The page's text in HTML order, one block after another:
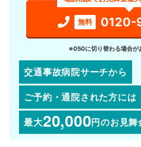
無料 0120-
※050に切り替わる場合が
交通事故病院サーチから
ご予約・通院された方には
最大20,000円のお見舞